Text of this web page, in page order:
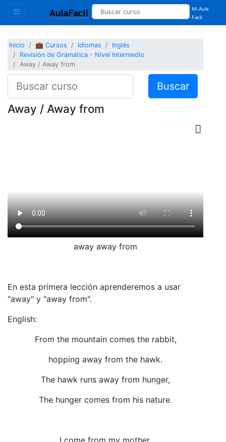
Mi Aula
Facil
Inicio 💼 Cursos Idiomas
Inglés
Revisión de Gramática - Nivel Intermedio
Away / Away from
Buscar
Away / Away from
away away from
En esta primera lección aprenderemos a usar
"away" y "away from".
English:
From the mountain comes the rabbit,
hopping away from the hawk.
The hawk runs away from hunger,
The hunger comes from his nature.
I come from my mother,